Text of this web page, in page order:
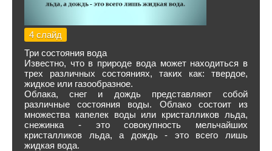
4 слайд
Три состояния вода
Известно, что в природе вода может находиться в
трех различных состояниях, таких как: твердое,
жидкое или газообразное.
Облака, снег и дождь представляют собой
различные состояния воды. Облако состоит из
множества капелек воды или кристалликов льда,
снежинка - это совокупность мельчайших
кристалликов льда, а дождь - это всего лишь
жидкая вода.